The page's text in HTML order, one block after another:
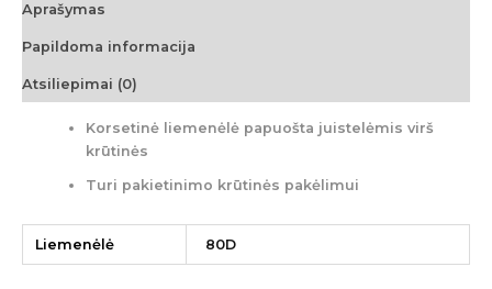
Aprašymas
Papildoma informacija
Atsiliepimai (0)
Korsetinė liemenėlė papuošta juistelėmis virš
krūtinės
Turi pakietinimo krūtinės pakėlimui
Liemenėlė 80D